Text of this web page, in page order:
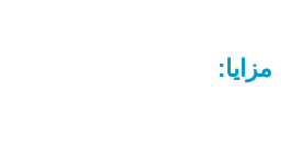
مزایا: